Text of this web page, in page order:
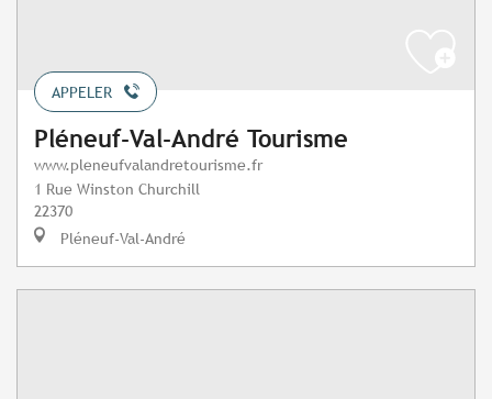
APPELER
Pléneuf-Val-André Tourisme
www.pleneufvalandretourisme.fr
1 Rue Winston Churchill
22370
Pléneuf-Val-André